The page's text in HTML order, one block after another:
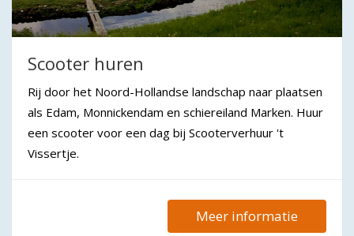
Scooter huren
Rij door het Noord-Hollandse landschap naar plaatsen
als Edam, Monnickendam en schiereiland Marken. Huur
een scooter voor een dag bij Scooterverhuur 't
Vissertje.
Meer informatie